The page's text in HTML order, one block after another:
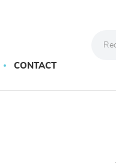
CONTACT